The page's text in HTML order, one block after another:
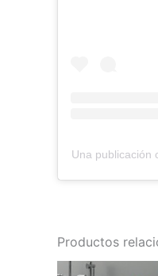
Una publicación
Productos